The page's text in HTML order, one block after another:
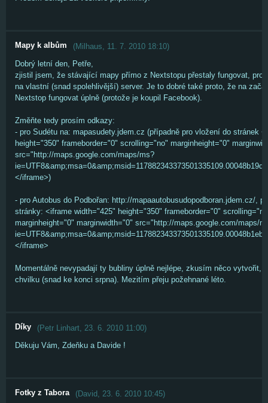
Mapy k albům (Milhaus, 11. 7. 2010 18:10)
Dobrý letní den, Petře,
zjistil jsem, že stávající mapy přímo z Nextstopu přestaly fungovat,
na vlastní (snad spolehlivější) server. Je to dobré také proto, že na
Nextstop fungovat úplně (protože je koupil Facebook).
Změňte tedy prosím odkazy:
- pro Sudétu na: mapasudety.jdem.cz (případně pro vložení do stránek
height="350" frameborder="0" scrolling="no" marginheight="0"
src="http://maps.google.com/maps/ms?
</iframe>)
- pro Autobus do Podbořan: http://mapaautobusudopodboran.jdem.cz/,
stránky: <iframe width="425" height="350" frameborder="0"
marginheight="0" marginwidth="0" src="http://maps.google.com/maps/
</iframe>
Momentálně nevypadají ty bubliny úplně nejlépe, zkusím něco vytvořit,
chvilku (snad ke konci srpna). Mezitím přeju požehnané léto.
Díky (Petr Linhart, 23. 6. 2010 11:00)
Děkuju Vám, Zdeňku a Davide !
Fotky z Tabora (David , 23. 6. 2010 10:45)